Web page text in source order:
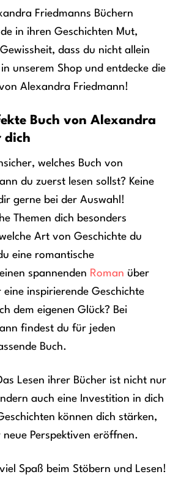
Friedmanns Büchern
in ihren Geschichten Mut,
dass du nicht allein
unserem Shop und entdecke die
Alexandra Friedmann!
Buch von Alexandra
dich
welches Buch von
du zuerst lesen sollst? Keine
gerne bei der Auswahl!
Themen dich besonders
Art von Geschichte du
eine romantische
spannenden Roman über
eine inspirierende Geschichte
dem eigenen Glück? Bei
findest du für jeden
Buch.
Lesen ihrer Bücher ist nicht nur
auch eine Investition in dich
können dich stärken,
Perspektiven eröffnen.
Spaß beim Stöbern und Lesen!